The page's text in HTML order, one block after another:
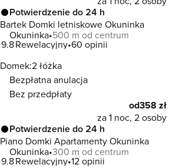
Potwierdzenie do 24 h
Bartek Domki letniskowe Okuninka
Okuninka 500 m od centrum
9.8Rewelacyjny 60 opinii
Domek:2 łóżka
Bezpłatna anulacja
Bez przedpłaty
od358 zł
za 1 noc, 2 osoby
Potwierdzenie do 24 h
Piano Domki Apartamenty Okuninka
Okuninka 300 m od centrum
9.8Rewelacyjny 12 opinii